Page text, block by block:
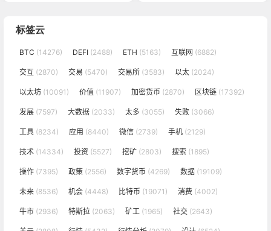
标签云
BTC (14276) DEFI (2488) ETH (5163) 互联网 (6882)
交互 (2870) 交易 (5470) 交易所 (3583) 以太 (2024)
以太坊 (10091) 价值 (11907) 加密货币 (2870) 区块链 (17392)
发展 (7597) 大数据 (2033) 太多 (3055) 失败 (3066)
工具 (8234) 应用 (8440) 微信 (2739) 手机 (2129)
技术 (14334) 投资 (5527) 挖矿 (2803) 搜索 (1895)
操作 (7395) 政策 (2556) 数字货币 (4269) 数据 (19109)
未来 (8536) 机会 (4448) 比特币 (19071) 消费 (4002)
牛市 (2936) 特斯拉 (2063) 矿工 (1965) 社交 (2643)